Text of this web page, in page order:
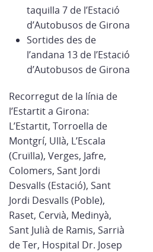
taquilla 7 de l’Estació
d’Autobusos de Girona
Sortides des de
l’andana 13 de l’Estació
d’Autobusos de Girona
Recorregut de la línia de
l’Estartit a Girona:
L’Estartit, Torroella de
Montgrí, Ullà, L’Escala
(Cruïlla), Verges, Jafre,
Colomers, Sant Jordi
Desvalls (Estació), Sant
Jordi Desvalls (Poble),
Raset, Cervià, Medinyà,
Sant Julià de Ramis, Sarrià
de Ter, Hospital Dr. Josep